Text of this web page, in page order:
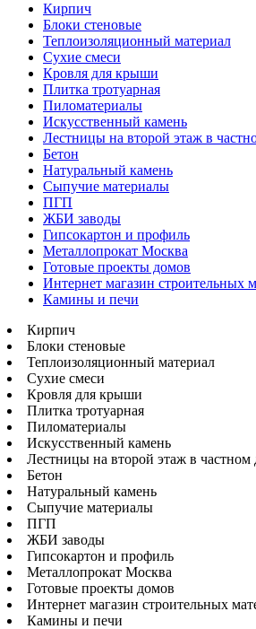
Кирпич
Блоки стеновые
Теплоизоляционный материал
Сухие смеси
Кровля для крыши
Плитка тротуарная
Пиломатериалы
Искусственный камень
Лестницы на второй этаж в
Бетон
Натуральный камень
Сыпучие материалы
ПГП
ЖБИ заводы
Гипсокартон и профиль
Металлопрокат Москва
Готовые проекты домов
Интернет магазин строительных
Камины и печи
Кирпич
Блоки стеновые
Теплоизоляционный материал
Сухие смеси
Кровля для крыши
Плитка тротуарная
Пиломатериалы
Искусственный камень
Лестницы на второй этаж в частном
Бетон
Натуральный камень
Сыпучие материалы
ПГП
ЖБИ заводы
Гипсокартон и профиль
Металлопрокат Москва
Готовые проекты домов
Интернет магазин строительных
Камины и печи